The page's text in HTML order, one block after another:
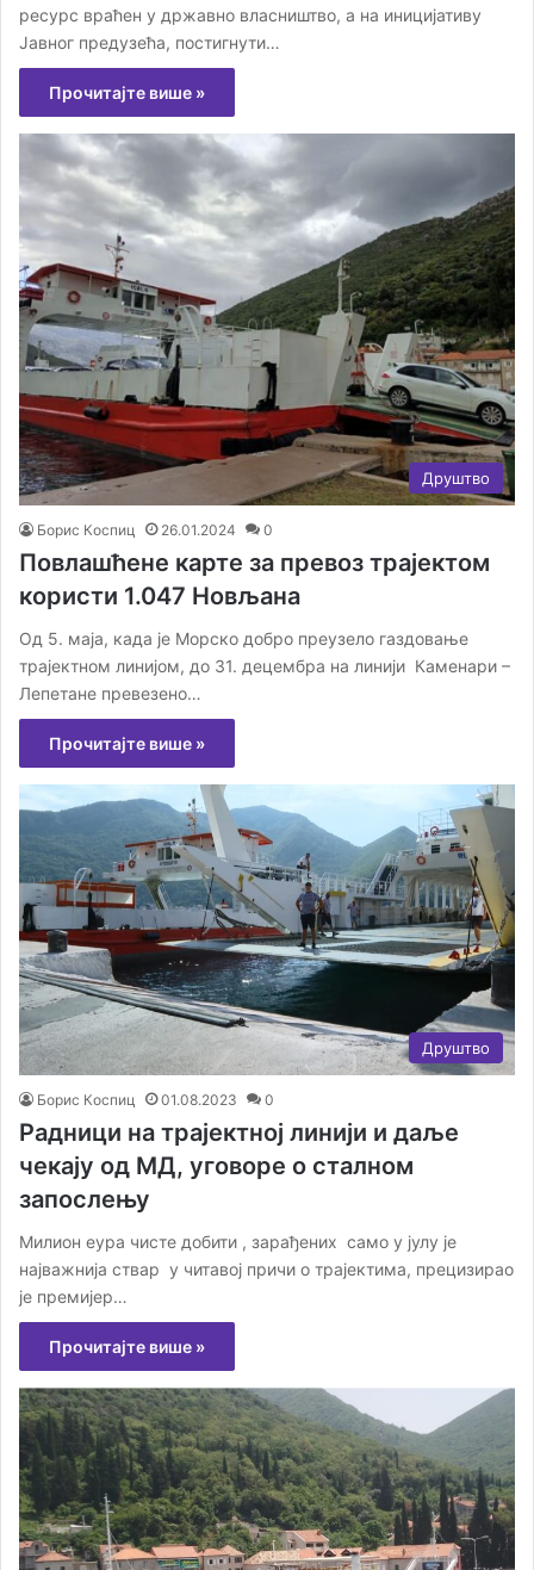
ресурс враћен у државно власништво, а на иницијативу
Јавног предузећа, постигнути…
Прочитајте више »
Друштво
Борис Коспиц 26.01.2024 0
Повлашћене карте за превоз трајектом
користи 1.047 Новљана
Од 5. маја, када је Морско добро преузело газдовање
трајектном линијом, до 31. децембра на линији Каменари –
Лепетане превезено…
Прочитајте више »
Друштво
Борис Коспиц 01.08.2023 0
Радници на трајектној линији и даље
чекају од МД, уговоре о сталном
запослењу
Милион еура чисте добити , зарађених само у јулу је
најважнија ствар у читавој причи о трајектима, прецизирао
је премијер…
Прочитајте више »